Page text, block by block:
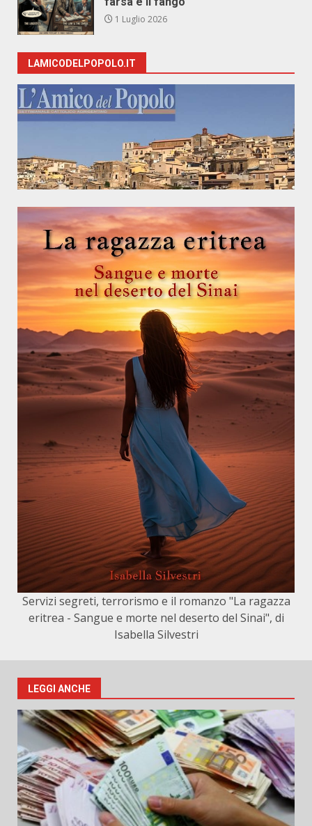
1 Luglio 2026
LAMICODELPOPOLO.IT
Servizi segreti, terrorismo e il romanzo "La ragazza
eritrea - Sangue e morte nel deserto del Sinai", di
Isabella Silvestri
LEGGI ANCHE